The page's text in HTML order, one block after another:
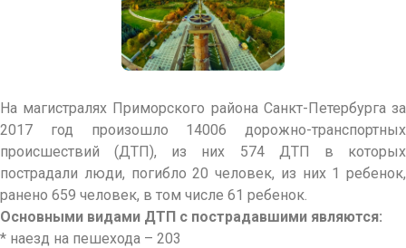
На магистралях Приморского района Санкт-Петербурга за
2017 год произошло 14006 дорожно-транспортных
происшествий
(ДТП), из них 574 ДТП в которых
пострадали люди, погибло 20 человек, из них 1 ребенок,
ранено 659 человек, в том числе 61 ребенок.
Основными видами ДТП с пострадавшими являются:
* наезд на пешехода – 203